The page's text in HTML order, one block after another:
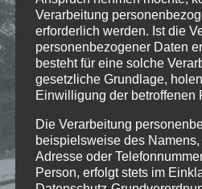
Verarbeitung
erforderlich werden. Ist die
personenbezogener Daten
besteht für eine solche
gesetzliche Grundlage,
Einwilligung der betroffenen
Die Verarbeitung
beispielsweise des
Adresse oder
Person, erfolgt stets im